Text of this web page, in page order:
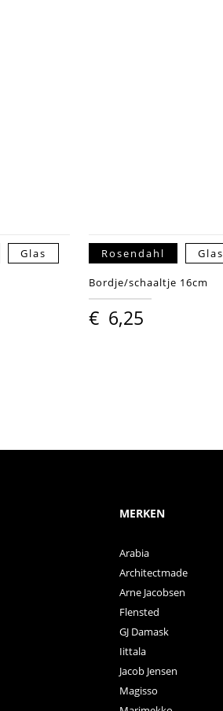
Glas Rosendahl Glas
Bordje/schaaltje 16cm
€ 6,25
MERKEN
Arabia
Architectmade
Arne Jacobsen
Flensted
GJ Damask
Iittala
Jacob Jensen
Magisso